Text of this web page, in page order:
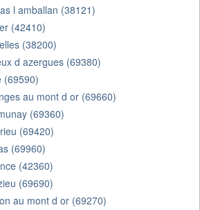
l amballan (38121)
(42410)
(38200)
d azergues (69380)
(69590)
au mont d or (69660)
(69360)
(69420)
(69960)
(42360)
(69690)
au mont d or (69270)